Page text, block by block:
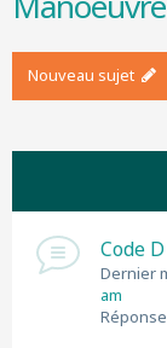
Nouveau sujet
Code D
Dernier
am